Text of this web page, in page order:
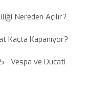
Nereden Açılır?
Kaçta Kapanıyor?
- Vespa ve Ducati